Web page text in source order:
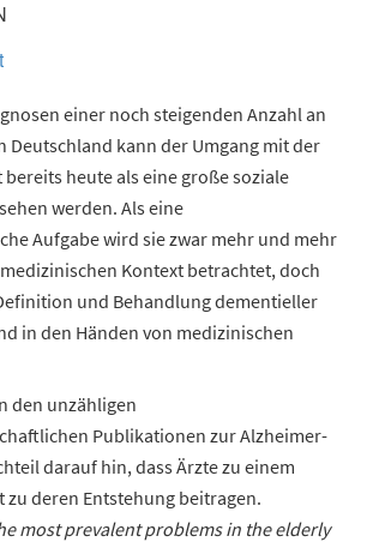
einer noch steigenden Anzahl an
Deutschland kann der Umgang mit der
heute als eine große soziale
werden. Als eine
Aufgabe wird sie zwar mehr und mehr
Kontext betrachtet, doch
und Behandlung dementieller
in den Händen von medizinischen
den unzähligen
Publikationen zur Alzheimer-
darauf hin, dass Ärzte zu einem
zu deren Entstehung beitragen.
most prevalent problems in the elderly